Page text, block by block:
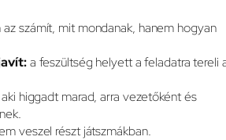
számít, mit mondanak, hanem hogyan
a feszültség helyett a feladatra tereli
aki higgadt marad, arra vezetőként és
veszel részt játszmákban.